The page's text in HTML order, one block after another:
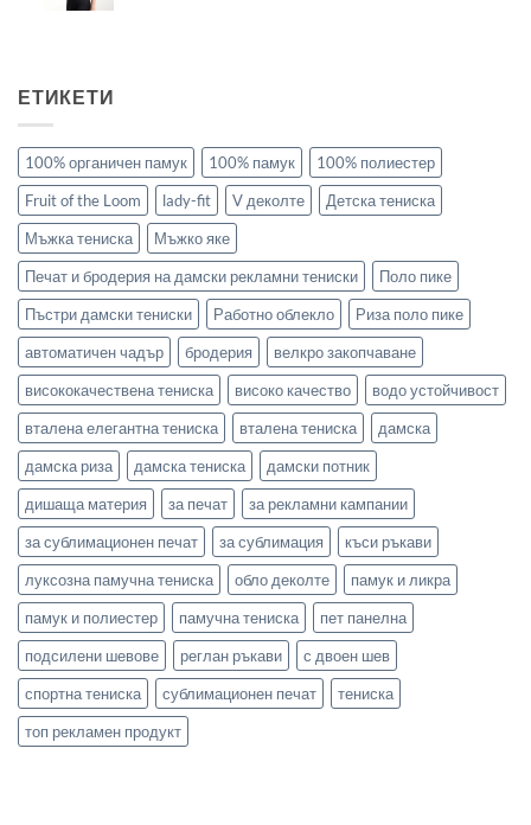
ЕТИКЕТИ
100% органичен памук 100% памук
100% полиестер
Fruit of the Loom
lady-fit V деколте
Детска тениска
Мъжка тениска
Мъжко яке
Печат и бродерия на дамски рекламни тениски
Поло пике
Пъстри дамски тениски
Работно облекло
Риза поло пике
автоматичен чадър
бродерия
велкро закопчаване
висококачествена тениска
високо качество
водо устойчивост
вталена елегантна тениска
вталена тениска
дамска
дамска риза
дамска тениска
дамски потник
дишаща материя
за печат
за рекламни кампании
за сублимационен печат
за сублимация
къси ръкави
луксозна памучна тениска
обло деколте
памук и ликра
памук и полиестер
памучна тениска
пет панелна
подсилени шевове
реглан ръкави
с двоен шев
спортна тениска
сублимационен печат
тениска
топ рекламен продукт